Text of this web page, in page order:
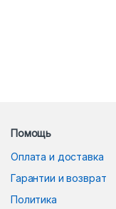
Помощь
Оплата и доставка
Гарантии и возврат
Политика